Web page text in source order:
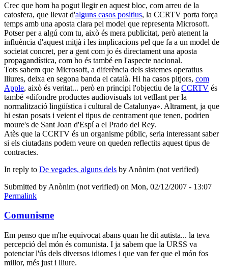
Crec que hom ha pogut llegir en aquest bloc, com arreu de la
catosfera, que llevat d'alguns casos positius, la CCRTV porta força
temps amb una aposta clara pel model que representa Microsoft.
Potser per a algú com tu, això és mera publicitat, però atenent la
influència d'aquest mitjà i les implicacions pel que fa a un model de
societat concret, per a gent com jo és directament una aposta
propagandística, com ho és també en l'aspecte nacional.
Tots sabem que Microsoft, a diferència dels sistemes operatius
lliures, deixa en segona banda el català. Hi ha casos pitjors, com
Apple, això és veritat... però en principi l'objectiu de la CCRTV és
també «difondre productes audiovisuals tot vetllant per la
normalització lingüística i cultural de Catalunya». Altrament, ja que
hi estan posats i veient el tipus de centrament que tenen, podrien
moure's de Sant Joan d'Espí a el Prado del Rey.
Atès que la CCRTV és un organisme públic, seria interessant saber
si els ciutadans podem veure on queden reflectits aquest tipus de
contractes.
In reply to De vegades, alguns dels by Anònim (not verified)
Submitted by Anònim (not verified) on Mon, 02/12/2007 - 13:07
Permalink
Comunisme
Em penso que m'he equivocat abans quan he dit autista... la teva
percepció del món és comunista. I ja sabem que la URSS va
potenciar l'ús dels diversos idiomes i que van fer que el món fos
millor, més just i lliure.